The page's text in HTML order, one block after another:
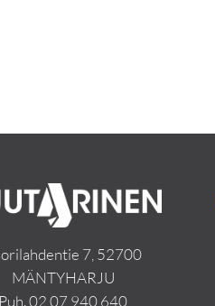
7, 52700
MÄNTYHARJU
Puh.02 07 940 640